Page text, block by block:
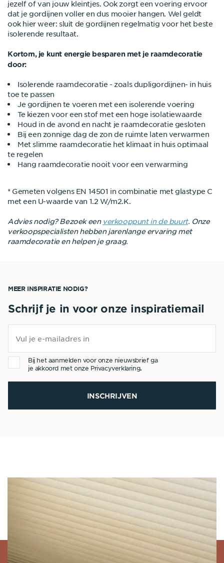
jezelf of van jouw kleintjes. Ook zorgt een voering ervoor
dat je gordijnen voller en dus mooier hangen. Wel geldt
ook hier weer: sluit de gordijnen regelmatig voor het beste
isolerende resultaat.
Kortom, je kunt energie besparen met je raamdecoratie
door:
Isolerende raamdecoratie - zoals dupligordijnen- in huis
toe te passen
Je gordijnen te voeren met een isolerende voering
Te kiezen voor een stof met een hoge isolatiewaarde
Houd in de avond en nacht je raamdecoratie gesloten
Bij een zonnige dag de zon de ruimte laten verwarmen
Met slimme raamdecoratie het klimaat in huis optimaal
te regelen
Hang raamdecoratie nooit voor een verwarming
* Gemeten volgens EN 14501 in combinatie met glastype C
met een U-waarde van 1.2 W/m2.K.
Advies nodig? Bezoek een verkooppunt in de buurt. Onze
verkoopspecialisten hebben jarenlange ervaring met
raamdecoratie en helpen je graag.
MEER INSPIRATIE NODIG?
Schrijf je in voor onze inspiratiemail
Bij het aanmelden voor onze nieuwsbrief ga
je akkoord met onze Privacyverklaring.
INSCHRIJVEN